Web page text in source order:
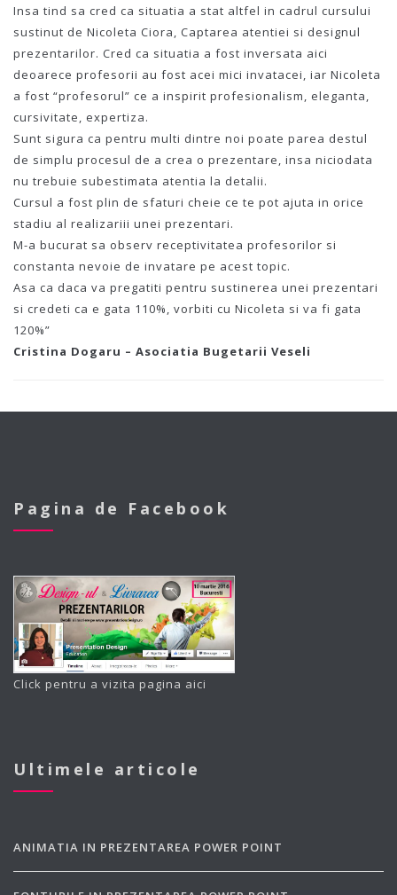
Insa tind sa cred ca situatia a stat altfel in cadrul cursului
sustinut de Nicoleta Ciora, Captarea atentiei si designul
prezentarilor. Cred ca situatia a fost inversata aici
deoarece profesorii au fost acei mici invatacei, iar Nicoleta
a fost “profesorul” ce a inspirit profesionalism, eleganta,
cursivitate, expertiza.
Sunt sigura ca pentru multi dintre noi poate parea destul
de simplu procesul de a crea o prezentare, insa niciodata
nu trebuie subestimata atentia la detalii.
Cursul a fost plin de sfaturi cheie ce te pot ajuta in orice
stadiu al realizariii unei prezentari.
M-a bucurat sa observ receptivitatea profesorilor si
constanta nevoie de invatare pe acest topic.
Asa ca daca va pregatiti pentru sustinerea unei prezentari
si credeti ca e gata 110%, vorbiti cu Nicoleta si va fi gata
120%”
Cristina Dogaru – Asociatia Bugetarii Veseli
Pagina de Facebook
Click pentru a vizita pagina aici
Ultimele articole
ANIMATIA IN PREZENTAREA POWER POINT